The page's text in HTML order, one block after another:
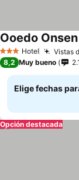
3 Estrellas
Hotel Vistas
Ooedo
8,2 Muy bueno
Elige fechas
Opción destacada